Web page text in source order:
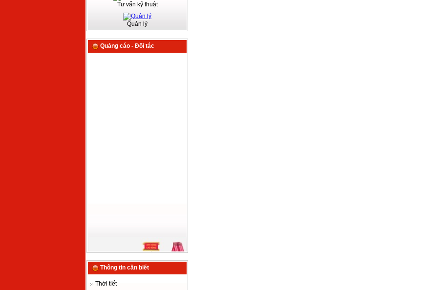
Tư vấn kỹ thuật
Quản lý
Quảng cáo - Đối tác
Thông tin cần biết
Thời tiết